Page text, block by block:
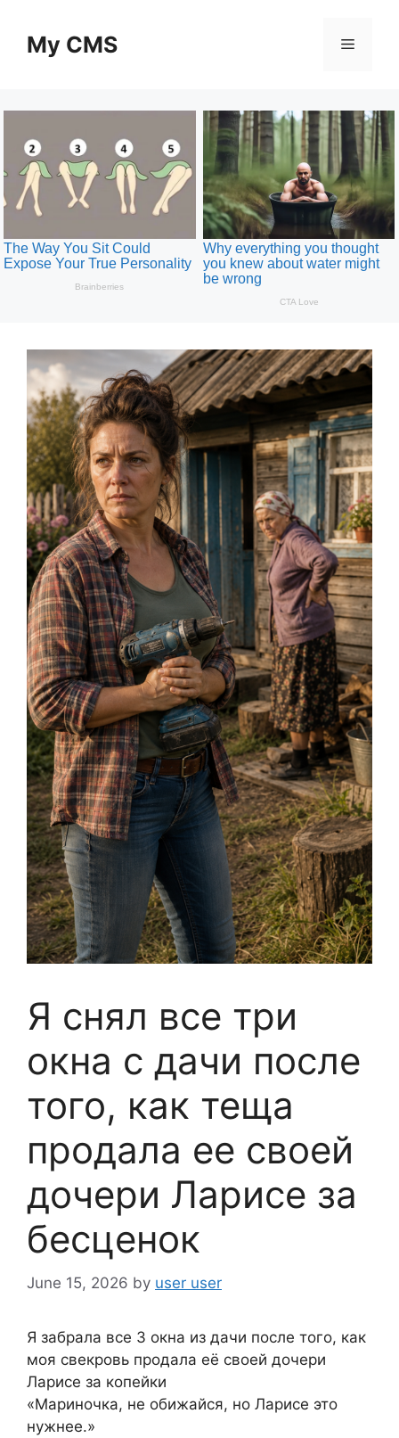
contentMy CMS Menu
Я снял все три
окна с дачи после
того, как теща
продала ее своей
дочери Ларисе за
бесценок
June 15, 2026 by user user
Я забрала все 3 окна из дачи после того, как
моя свекровь продала её своей дочери
Ларисе за копейки
«Мариночка, не обижайся, но Ларисе это
нужнее.»